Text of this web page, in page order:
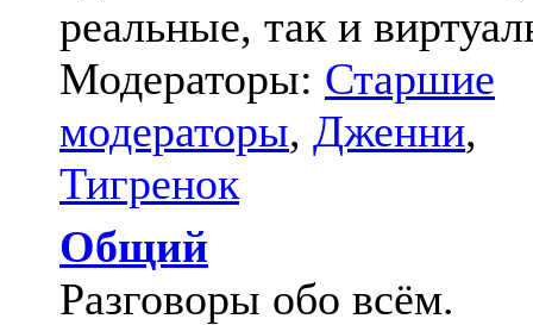
реальные, так и
Модераторы: Старшие
модераторы, Дженни,
Тигренок
Общий
Разговоры обо всём.